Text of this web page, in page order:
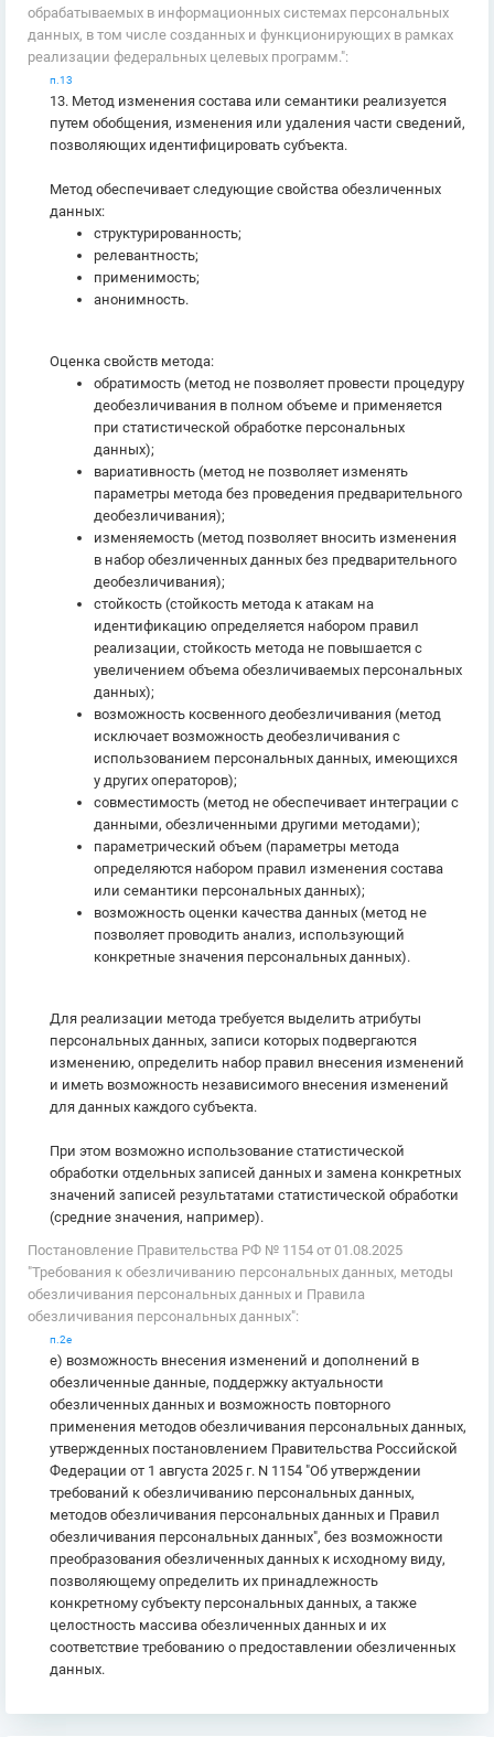
обрабатываемых в информационных системах персональных
данных, в том числе созданных и функционирующих в рамках
реализации федеральных целевых программ.":
п.13
13. Метод изменения состава или семантики реализуется
путем обобщения, изменения или удаления части сведений,
позволяющих идентифицировать субъекта.
Метод обеспечивает следующие свойства обезличенных
данных:
структурированность;
релевантность;
применимость;
анонимность.
Оценка свойств метода:
обратимость (метод не позволяет провести процедуру
деобезличивания в полном объеме и применяется
при статистической обработке персональных
данных);
вариативность (метод не позволяет изменять
параметры метода без проведения предварительного
деобезличивания);
изменяемость (метод позволяет вносить изменения
в набор обезличенных данных без предварительного
деобезличивания);
стойкость (стойкость метода к атакам на
идентификацию определяется набором правил
реализации, стойкость метода не повышается с
увеличением объема обезличиваемых персональных
данных);
возможность косвенного деобезличивания (метод
исключает возможность деобезличивания с
использованием персональных данных, имеющихся
у других операторов);
совместимость (метод не обеспечивает интеграции с
данными, обезличенными другими методами);
параметрический объем (параметры метода
определяются набором правил изменения состава
или семантики персональных данных);
возможность оценки качества данных (метод не
позволяет проводить анализ, использующий
конкретные значения персональных данных).
Для реализации метода требуется выделить атрибуты
персональных данных, записи которых подвергаются
изменению, определить набор правил внесения изменений
и иметь возможность независимого внесения изменений
для данных каждого субъекта.
При этом возможно использование статистической
обработки отдельных записей данных и замена конкретных
значений записей результатами статистической обработки
(средние значения, например).
Постановление Правительства РФ № 1154 от 01.08.2025
"Требования к обезличиванию персональных данных, методы
обезличивания персональных данных и Правила
обезличивания персональных данных":
п.2е
е) возможность внесения изменений и дополнений в
обезличенные данные, поддержку актуальности
обезличенных данных и возможность повторного
применения методов обезличивания персональных данных,
утвержденных постановлением Правительства Российской
Федерации от 1 августа 2025 г. N 1154 "Об утверждении
требований к обезличиванию персональных данных,
методов обезличивания персональных данных и Правил
обезличивания персональных данных", без возможности
преобразования обезличенных данных к исходному виду,
позволяющему определить их принадлежность
конкретному субъекту персональных данных, а также
целостность массива обезличенных данных и их
соответствие требованию о предоставлении обезличенных
данных.